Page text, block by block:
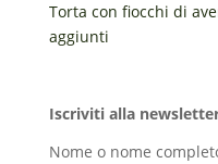
Torta con fiocchi di
aggiunti
Iscriviti alla
Nome o nome